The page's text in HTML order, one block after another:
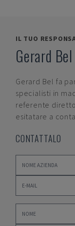
IL TUO
Gerard Bel
Gerard Bel fa
specialisti in
referente
esitatare a
CONTATTALO